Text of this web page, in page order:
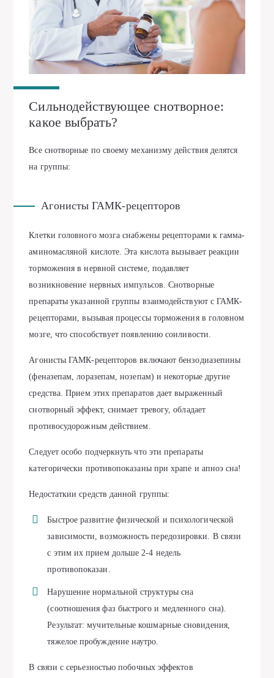
Сильнодействующее снотворное:
какое выбрать?
Все снотворные по своему механизму действия делятся
на группы:
Агонисты ГАМК-рецепторов
Клетки головного мозга снабжены рецепторами к гамма-
аминомасляной кислоте. Эта кислота вызывает реакции
торможения в нервной системе, подавляет
возникновение нервных импульсов. Снотворные
препараты указанной группы взаимодействуют с ГАМК-
рецепторами, вызывая процессы торможения в головном
мозге, что способствует появлению сонливости.
Агонисты ГАМК-рецепторов включают бензодиазепины
(феназепам, лоразепам, нозепам) и некоторые другие
средства. Прием этих препаратов дает выраженный
снотворный эффект, снимает тревогу, обладает
противосудорожным действием.
Следует особо подчеркнуть что эти препараты
категорически противопоказаны при храпе и апноэ сна!
Недостаткии средств данной группы:
Быстрое развитие физической и психологической
зависимости, возможность передозировки. В связи
с этим их прием дольше 2-4 недель
противопоказан.
Нарушение нормальной структуры сна
(соотношения фаз быстрого и медленного сна).
Результат: мучительные кошмарные сновидения,
тяжелое пробуждение наутро.
В связи с серьезностью побочных эффектов